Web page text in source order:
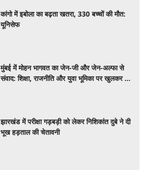
कांगो में इबोला का बढ़ता खतरा, 330 बच्चों की मौत:
यूनिसेफ
मुंबई में मोहन भागवत का जेन-जी और जेन-अल्फा से
संवाद: शिक्षा, राजनीति और युवा भूमिका पर खुलकर हुई
झारखंड में परीक्षा गड़बड़ी को लेकर निशिकांत दुबे ने दी
भूख हड़ताल की चेतावनी